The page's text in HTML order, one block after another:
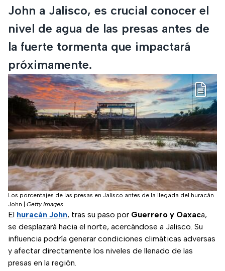
John a Jalisco, es crucial conocer el
nivel de agua de las presas antes de
la fuerte tormenta que impactará
próximamente.
Los porcentajes de las presas en Jalisco antes de la llegada del huracán
John
Getty Images
El huracán John, tras su paso por Guerrero y Oaxaca,
se desplazará hacia el norte, acercándose a Jalisco. Su
influencia podría generar condiciones climáticas adversas
y afectar directamente los niveles de llenado de las
presas en la región.